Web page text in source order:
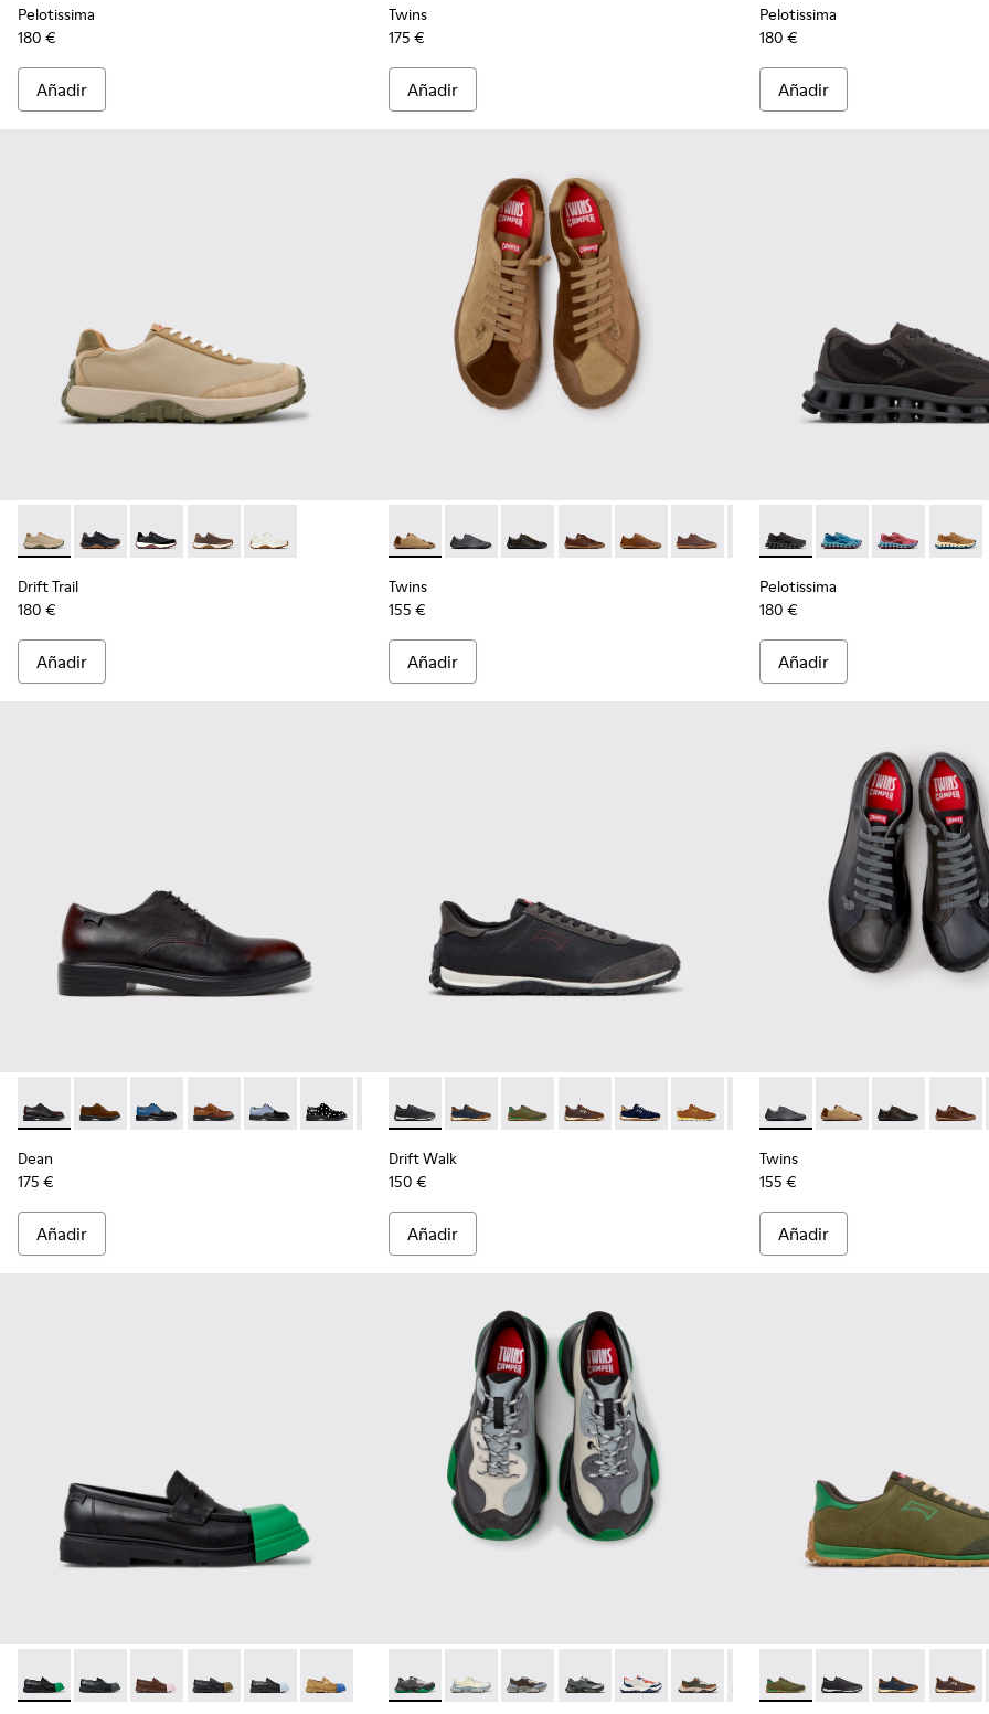
Pelotissima
180 €
Añadir
Twins
175 €
Añadir
Pelotissima
180 €
Añadir
Drift Trail - K100928-026 - Zapatillas multicolor de piel y nobuk para hombre.
Drift Trail - K100928-025 - Zapatillas negras de piel y nobuk para hombre.
Drift Trail - K100928-021
Drift Trail - K100928-020
Drift Trail - K100928-001
Drift Trail
180 €
Añadir
Twins - K101114-014 - Zapatos de ante marrones para hombre.
Twins - K101114-013 - Zapatos de piel grises para hombre.
Twins - K101114-012
Twins - K101114-011
Twins - K101114-010
Twins - K101114-007
Twins - K101114-006
Twins - K101114-005
Twins - K101114-
Twins
155 €
Añadir
Pelotissima - K101109-006
Pelotissima -Pelotissima -
Pelotissima
180 €
Añadir
Dean - K100979-022 - Zapatos de piel negros para hombre.
Dean - K100979-027
Dean - K100979-026 - Zapatos de piel multicolor para hombre.
Dean - K100979-025
Dean - K100979-016
Dean - K100979-014
Dean - K100979-012
Dean - K100979-011
Dean - K100979-004
Dean - K100979-002 - Zapatos de piel marrones para
Dean - K100979-001 - Zapatos de piel negros para
Dean
175 €
Añadir
Drift Walk - K101097-009 - Zapatillas de piel y nobuk negras y grises para
Drift Walk - K101097-008
Drift Walk - K101097-007 - Zapatillas verdes de ante y piel
Drift Walk - K101097-006
Drift Walk - K101097-005
Drift Walk - K101097-003
Drift Walk - K101097-002
Drift Walk
150 €
Añadir
Twins - K101114-013 -
Twins - K101114-014
Twins - Twins -
Twins
155 €
Añadir
Junction - K100956-014 - Mocasines de piel negros para hombre.
Junction - K100956-012
Junction - K100956-010
Junction - K100956-009
Junction - K100956-004
Junction - K100956-002
Twins - K101068-016 - Zapatillas de piel y nobuk multicolor para hombre.
Twins - K101068-015
Twins - K101068-008
Twins - K101068-005
Twins - K101068-004
Twins - K101068-003
Twins - K101068-002
Twins - K101068-001 -
Drift Walk - K101097-007 -
Drift Walk -Drift Walk -
Drift